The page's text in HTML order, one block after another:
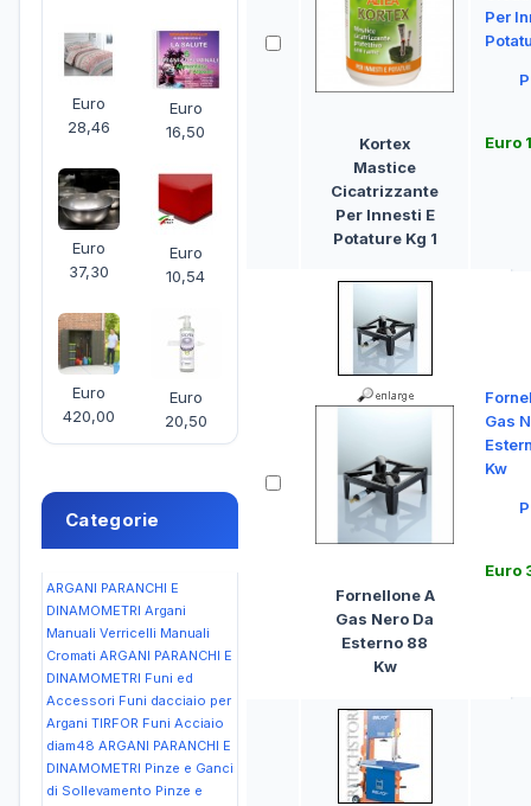
Euro
28,46
Euro
16,50
Euro
37,30
Euro
10,54
Euro
420,00
Euro
20,50
Categorie
ARGANI PARANCHI E
DINAMOMETRI Argani
Manuali Verricelli Manuali
Cromati ARGANI PARANCHI E
DINAMOMETRI Funi ed
Accessori Funi dacciaio per
Argani TIRFOR Funi Acciaio
diam48 ARGANI PARANCHI E
DINAMOMETRI Pinze e Ganci
di Sollevamento Pinze e
Kortex
Mastice
Cicatrizzante
Per Innesti E
Potature Kg 1
Per
Euro
Fornellone A
Gas Nero Da
Esterno 88
Kw
Gas
Kw
Euro